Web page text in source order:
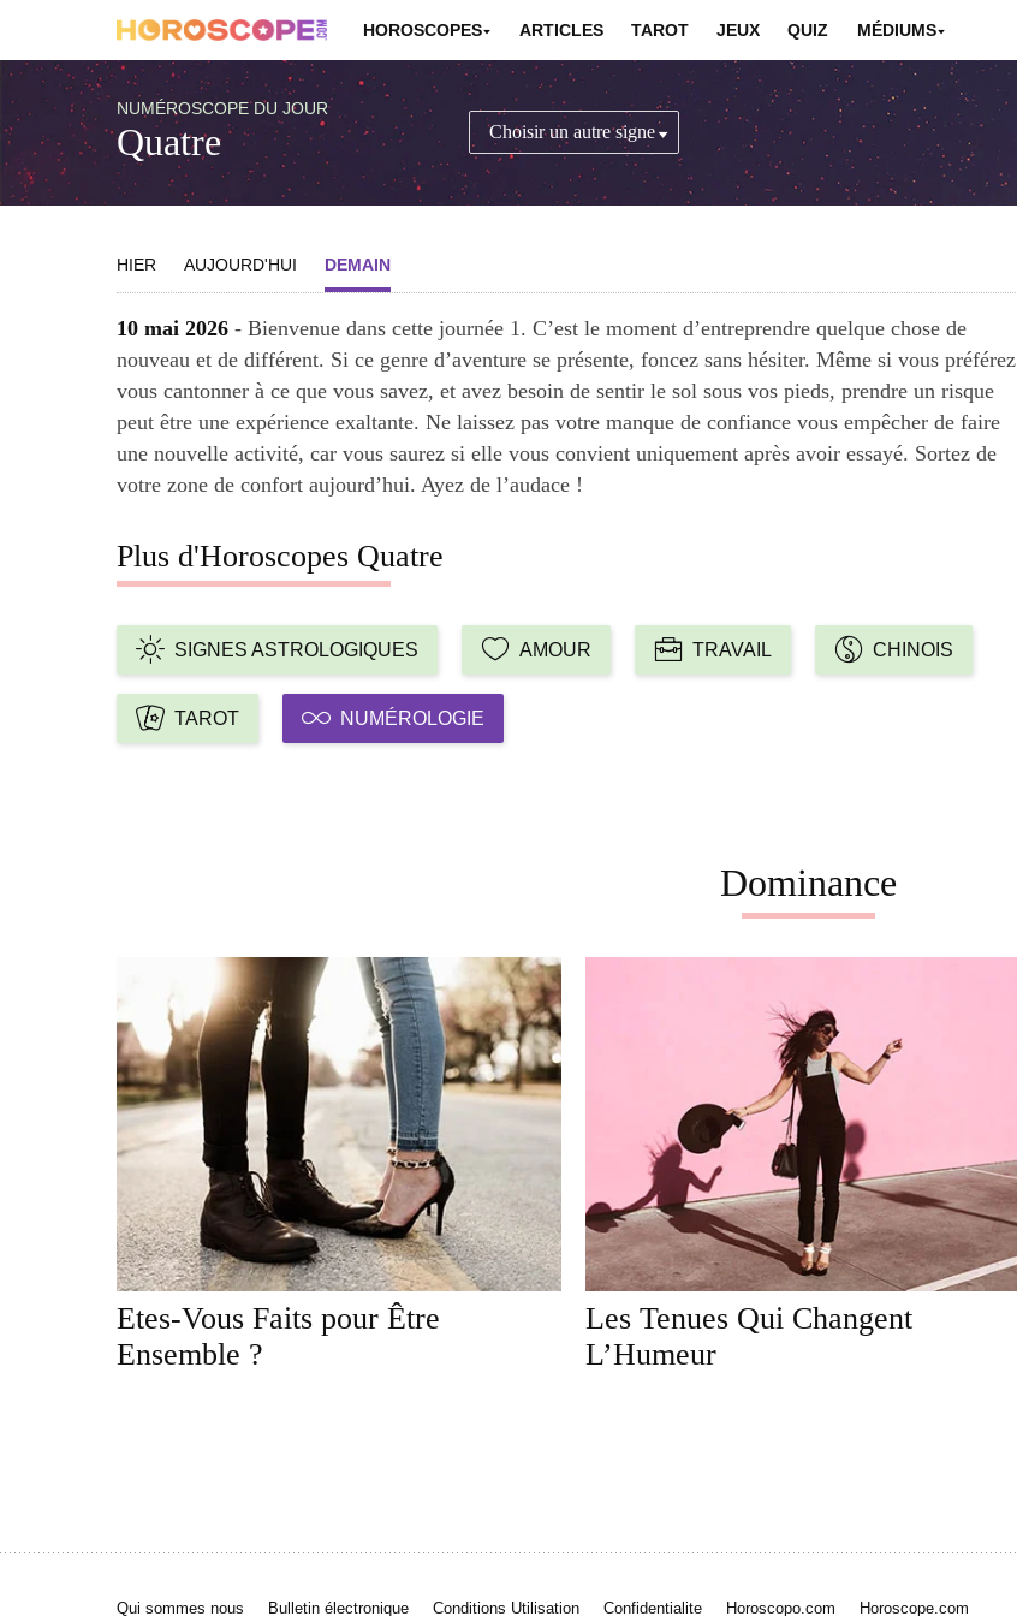
HOROSCOPES ARTICLES TAROT JEUX QUIZ MÉDIUMS
NUMÉROSCOPE DU JOUR
Quatre
HIER AUJOURD'HUI DEMAIN
10 mai 2026 - Bienvenue dans cette journée 1. C’est le moment d’entreprendre quelque chose de
nouveau et de différent. Si ce genre d’aventure se présente, foncez sans hésiter. Même si vous préférez
vous cantonner à ce que vous savez, et avez besoin de sentir le sol sous vos pieds, prendre un risque
peut être une expérience exaltante. Ne laissez pas votre manque de confiance vous empêcher de faire
une nouvelle activité, car vous saurez si elle vous convient uniquement après avoir essayé. Sortez de
votre zone de confort aujourd’hui. Ayez de l’audace !
Plus d'Horoscopes Quatre
SIGNES ASTROLOGIQUES AMOUR TRAVAIL CHINOIS
TAROT NUMÉROLOGIE
Dominance
Etes-Vous Faits pour Être
Ensemble ?
Les Tenues Qui Changent
L’Humeur
Qui sommes nous Bulletin électronique Conditions Utilisation Confidentialite Horoscopo.com Horoscope.com